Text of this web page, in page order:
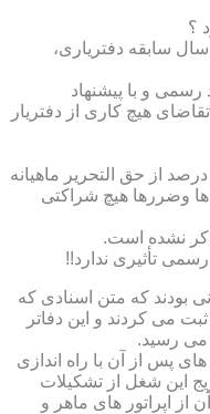
؟
سابقه دفتریاری،
رسمی و با پیشنهاد
هیچ کاری از دفتریار
دفتریار فقط در درآمد شریک است (15 درصد از حق التحریر ماهیانه
ها وضررها هیچ شراکتی
ذکر نشده است.
تأثیری ندارد!!
بودند که متن اسنادی که
می کردند و این دفاتر
می رسید.
تا سال ۱۳۹۵ و سال های پس از آن با راه اندازی
این شغل از تشکیلات
اپراتور های ماهر و